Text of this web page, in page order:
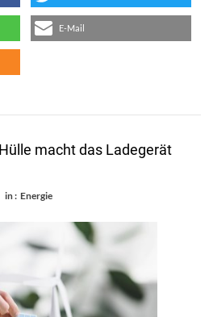
E-Mail
macht das Ladegerät
in : Energie